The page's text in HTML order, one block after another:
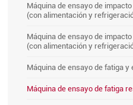
Máquina de ensayo de
(con alimentación y
Máquina de ensayo de
(con alimentación y
Máquina de ensayo de fatiga
Máquina de ensayo de fatiga